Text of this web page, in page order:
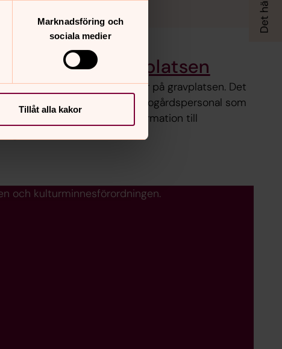
Marknadsföring och
sociala medier
Tillåt alla kakor
Skyltar på gravplatsen
Ibland sitter det små skyltar på gravplatsen. Det
kan vara information till kyrkogårdspersonal som
ska sköta gravarna eller information till
och kulturminnesförordningen.